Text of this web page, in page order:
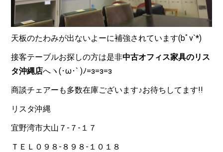
天板のたわみが出ないよーに補強されています(bﾟv`*)
接客テーブルお探しの方は是非中古オフィス家具のリス
タ沖縄店へヽ(･ω･` )ﾉ=з=з=з
商談チェアーも多数在庫ございます♪お待ちしてます!!
リスタ沖縄
宜野湾市大山７-７-１７
ＴＥＬ０９８-８９８-１０１８